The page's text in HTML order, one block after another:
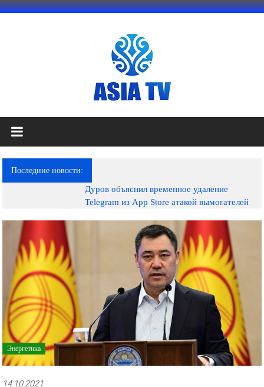
Перейти
АЗИЯ
ТВ
это
телеканал
документальные
фильмы,
музыкальные
произведения,
рекламные
ролики
презентации.
Последние новости:
Дуров объяснил временное удаление
Telegram из App Store атакой вымогателей
Энергетика
14.10.2021